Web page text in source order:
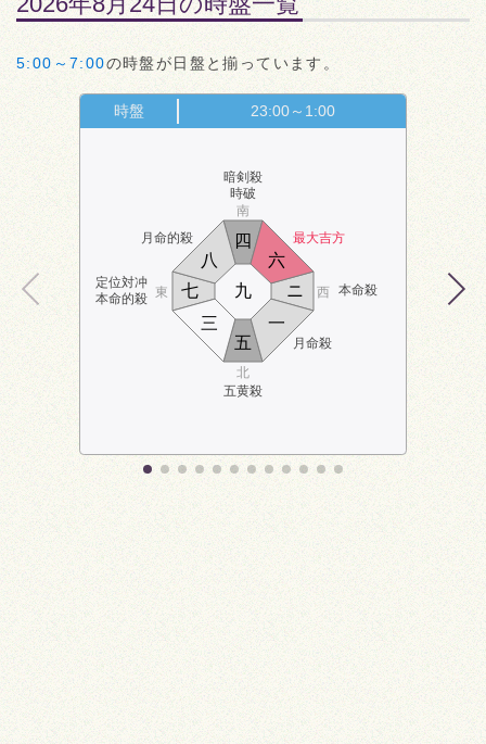
5:00～7:00の時盤が日盤と揃っています。
時盤 23:00～1:00
月命的殺
暗剣殺
時破
最大吉方
定位対冲
本命的殺
本命殺
五黄殺
月命殺
南
北
東 西
五
六
七
八
九
一
ニ
三
四